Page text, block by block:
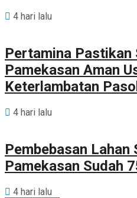
4 hari lalu
Pertamina
Pamekasan Aman
Keterlambatan
4 hari lalu
Pembebasan Lahan
Pamekasan Sudah
4 hari lalu